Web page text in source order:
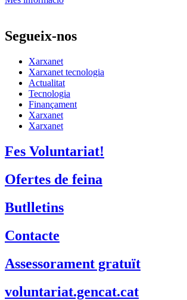
Segueix-nos
Xarxanet
Xarxanet tecnologia
Actualitat
Tecnologia
Finançament
Xarxanet
Xarxanet
Fes Voluntariat!
Ofertes de feina
Butlletins
Contacte
Assessorament gratuït
voluntariat.gencat.cat